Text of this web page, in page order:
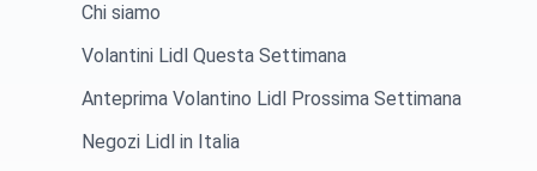
Chi siamo
Volantini Lidl Questa Settimana
Anteprima Volantino Lidl Prossima Settimana
Negozi Lidl in Italia